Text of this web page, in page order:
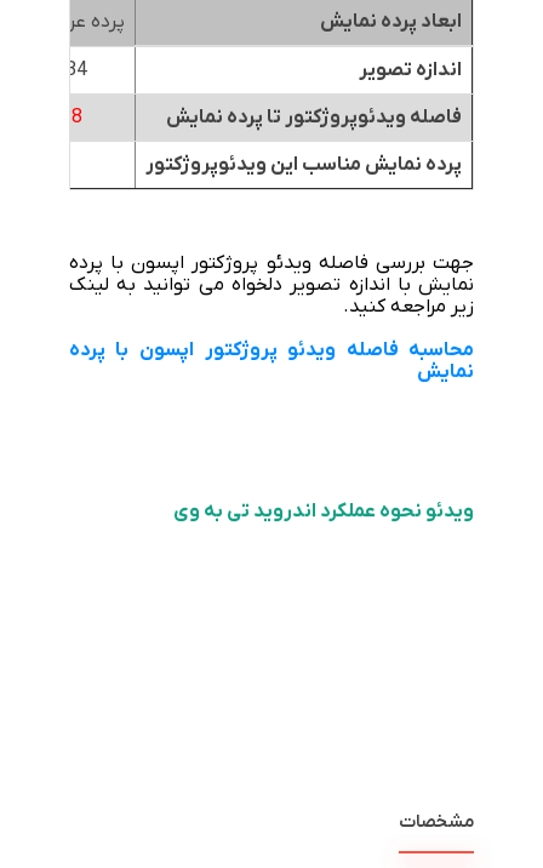
ابعاد پرده نمایش
پرده عرض 1.8متر
اندازه تصویر
84 اینچ
فاصله ویدئوپروژکتور تا پرده نمایش
پرده نمایش مناسب این ویدئوپروژکتور
جهت بررسی فاصله ویدئو پروژکتور اپسون با پرده
نمایش با اندازه تصویر دلخواه می توانید به لینک
زیر مراجعه کنید.
محاسبه فاصله ویدئو پروژکتور اپسون با پرده
نمایش
ویدئو نحوه عملکرد اندروید تی به وی
مشخصات